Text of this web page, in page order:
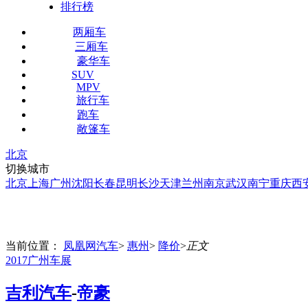
排行榜
两厢车
三厢车
豪华车
SUV
MPV
旅行车
跑车
敞篷车
北京
切换城市
北京 上海广州沈阳长春昆明长沙天津兰州南京武汉南宁重庆西
当前位置： 凤凰网汽车> 惠州> 降价>正文
2017广州车展
吉利汽车-帝豪